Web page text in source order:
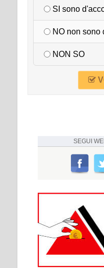
SI sono
NO non sono
NON SO
SEGUI